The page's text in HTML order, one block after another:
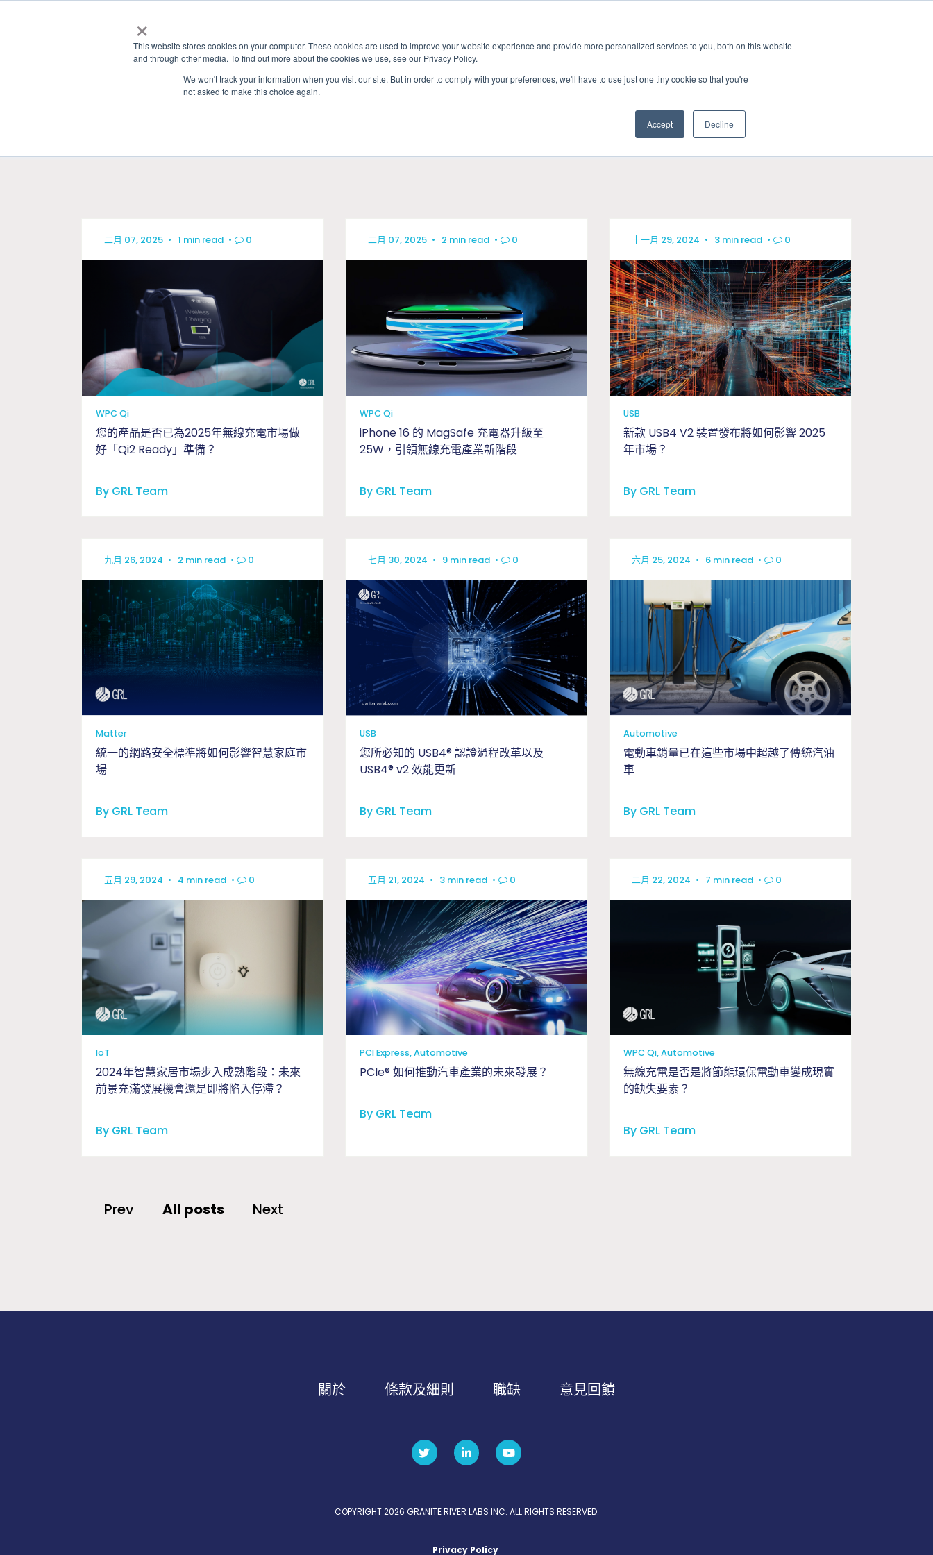
×
This website stores cookies on your computer. These cookies are used to improve your website experience and provide more personalized services to you, both on this website
and through other media. To find out more about the cookies we use, see our Privacy Policy.
We won't track your information when you visit our site. But in order to comply with your preferences, we'll have to use just one tiny cookie so that you're
not asked to make this choice again.
Accept Decline
標準認證測試
訊號與電源完整性測試
電量校正服務
晶片特性分析
工程與應用問題釐清驗證
新聞室
研討會資源
關於GRL
二月 07, 2025 • 1 min read • 0
WPC Qi
您的產品是否已為2025年無線充電市場做
好「Qi2 Ready」準備？
By GRL Team
二月 07, 2025 • 2 min read • 0
WPC Qi
iPhone 16 的 MagSafe 充電器升級至
25W，引領無線充電產業新階段
By GRL Team
十一月 29, 2024 • 3 min read • 0
USB
新款 USB4 V2 裝置發布將如何影響 2025
年市場？
By GRL Team
九月 26, 2024 • 2 min read • 0
Matter
統一的網路安全標準將如何影響智慧家庭市
場
By GRL Team
七月 30, 2024 • 9 min read • 0
USB
您所必知的 USB4® 認證過程改革以及
USB4® v2 效能更新
By GRL Team
六月 25, 2024 • 6 min read • 0
Automotive
電動車銷量已在這些市場中超越了傳統汽油
車
By GRL Team
五月 29, 2024 • 4 min read • 0
IoT
2024年智慧家居市場步入成熟階段：未來
前景充滿發展機會還是即將陷入停滯？
By GRL Team
五月 21, 2024 • 3 min read • 0
PCI Express, Automotive
PCIe® 如何推動汽車產業的未來發展？
By GRL Team
二月 22, 2024 • 7 min read • 0
WPC Qi, Automotive
無線充電是否是將節能環保電動車變成現實
的缺失要素？
By GRL Team
Prev All posts Next
關於 條款及細則 職缺 意見回饋
COPYRIGHT 2026 GRANITE RIVER LABS INC. ALL RIGHTS RESERVED.
Privacy Policy